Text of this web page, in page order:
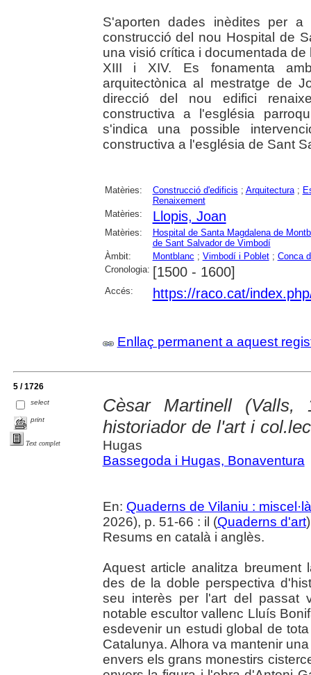
S'aporten dades inèdites per
construcció del nou Hospital de
una visió crítica i documentada
XIII i XIV. Es fonamenta
arquitectònica al mestratge de
direcció del nou edifici
constructiva a l'església
s'indica una possible
constructiva a l'església de Sant
Matèries: Construcció d'edificis ; Arquitectura;
Renaixement
Matèries:
Llopis, Joan
Matèries:
Hospital de Santa Magdalena de
de Sant Salvador de Vimbodí
Àmbit:
Montblanc ; Vimbodí i Poblet; Conca
Cronologia: [1500 - 1600]
Accés: https://raco.cat/
Enllaç permanent a aquest
5 / 1726
select
print
Text complet
Cèsar Martinell
historiador de l'art i
Hugas
Bassegoda i Hugas, Bonaventura
En: Quaderns de Vilaniu :
2026), p. 51-66 : il (Quaderns d'art
Resums en català i anglès.
Aquest article analitza breument
des de la doble perspectiva
seu interès per l'art del passat
notable escultor vallenc Lluís
esdevenir un estudi global de
Catalunya. Alhora va mantenir
envers els grans monestirs